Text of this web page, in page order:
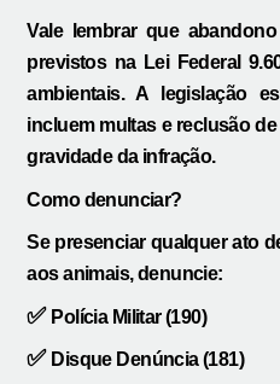
Vale lembrar que
previstos na Lei Federal
ambientais. A legislação
incluem multas e reclusão
gravidade da infração.
Como denunciar?
Se presenciar qualquer ato
aos animais, denuncie:
✅ Polícia Militar (190)
✅ Disque Denúncia (181)